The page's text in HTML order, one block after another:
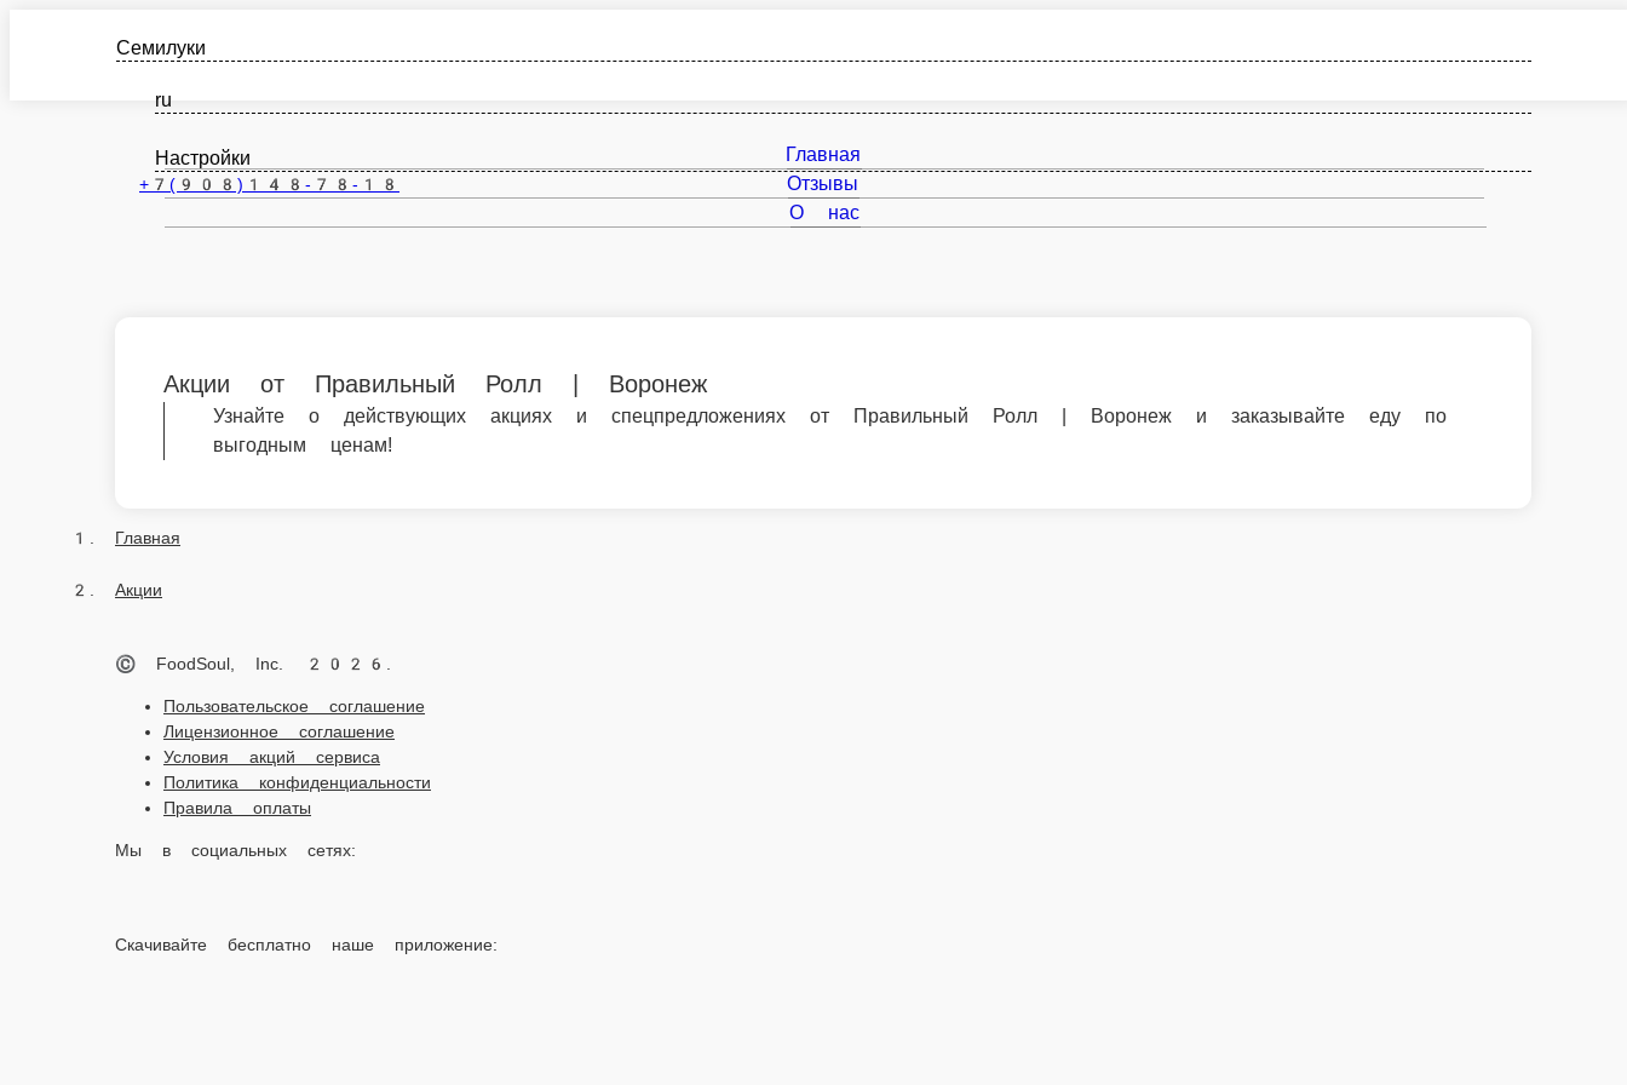
Семилуки
ru
Настройки
+7(908)148-78-18
Главная
Отзывы
О нас
Акции от Правильный Ролл | Воронеж
Узнайте о действующих акциях и спецпредложениях от Правильный Ролл | Воронеж и заказывайте еду по выгодным ценам!
Пользовательское соглашение
Лицензионное соглашение
Условия акций сервиса
Политика конфиденциальности
Правила оплаты
Мы в социальных сетях: